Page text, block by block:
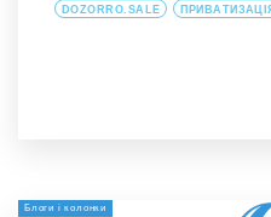
DOZORRO.SALE
Блоги і колонки